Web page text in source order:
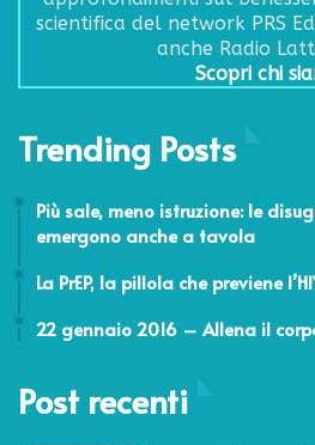
scientifica del network PRS
anche Radio
Scopri chi
Trending Posts
Più sale, meno istruzione: le
emergono anche a tavola
La PrEP, la pillola che previene
22 gennaio 2016 – Allena il
Post recenti